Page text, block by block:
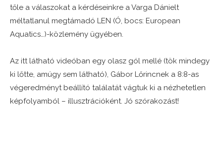
tőle a válaszokat a kérdéseinkre a Varga Dánielt
méltatlanul megtámadó LEN (Ó, bocs: European
Aquatics…)-közlemény ügyében.
Az itt látható videóban egy olasz gól mellé (tök mindegy
ki lőtte, amúgy sem látható), Gábor Lőrincnek a 8:8-as
végeredményt beállító találatát vágtuk ki a nézhetetlen
képfolyamból – illusztrációként. Jó szórakozást!